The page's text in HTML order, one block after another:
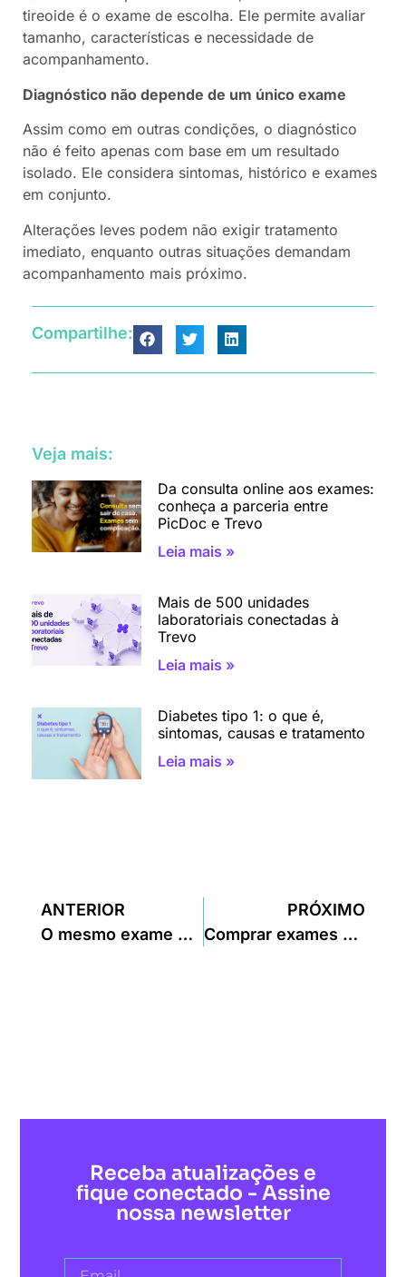
tireoide é o exame de escolha. Ele permite avaliar
tamanho, características e necessidade de
acompanhamento.
Diagnóstico não depende de um único exame
Assim como em outras condições, o diagnóstico
não é feito apenas com base em um resultado
isolado. Ele considera sintomas, histórico e exames
em conjunto.
Alterações leves podem não exigir tratamento
imediato, enquanto outras situações demandam
acompanhamento mais próximo.
Compartilhe:
Veja mais:
Da consulta online aos exames:
conheça a parceria entre
PicDoc e Trevo
Leia mais »
Mais de 500 unidades
laboratoriais conectadas à
Trevo
Leia mais »
Diabetes tipo 1: o que é,
sintomas, causas e tratamento
Leia mais »
ANTERIOR
O mesmo exame pode ter preços muito diferentes.
PRÓXIMO
Comprar exames pela internet é seguro? O que você precisa saber antes
Receba atualizações e
fique conectado - Assine
nossa newsletter